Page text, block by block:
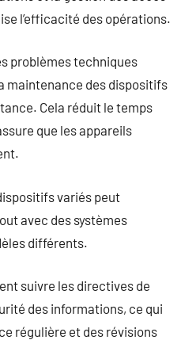
l’efficacité des opérations.
problèmes techniques
maintenance des dispositifs
Cela réduit le temps
que les appareils
variés peut
avec des systèmes
différents.
suivre les directives de
des informations, ce qui
régulière et des révisions